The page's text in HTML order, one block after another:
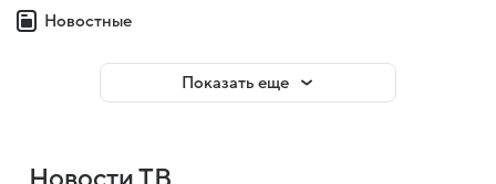
Новостные
Показать еще